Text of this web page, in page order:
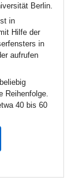
Berlin.
in
Hilfe der
in
aufrufen
Reihenfolge.
40 bis 60